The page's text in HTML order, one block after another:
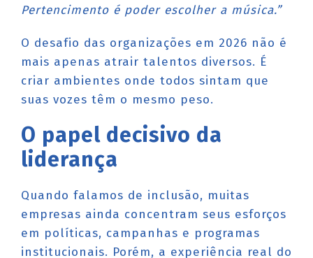
Pertencimento é poder escolher a música.”
O desafio das organizações em 2026 não é
mais apenas atrair talentos diversos. É
criar ambientes onde todos sintam que
suas vozes têm o mesmo peso.
O papel decisivo da
liderança
Quando falamos de inclusão, muitas
empresas ainda concentram seus esforços
em políticas, campanhas e programas
institucionais. Porém, a experiência real do